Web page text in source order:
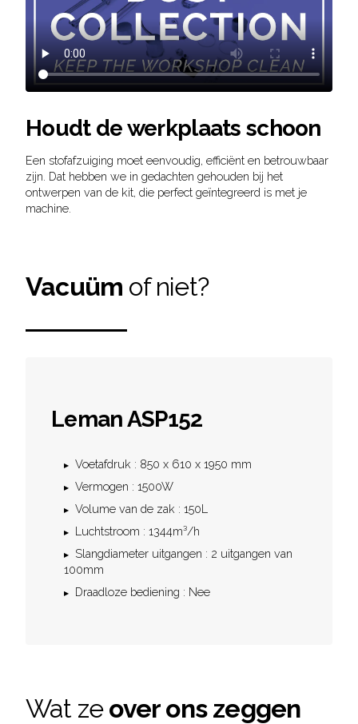
Houdt de werkplaats schoon
Een stofafzuiging moet eenvoudig, efficiënt en betrouwbaar
zijn. Dat hebben we in gedachten gehouden bij het
ontwerpen van de kit, die perfect geïntegreerd is met je
machine.
Vacuüm of niet?
Leman ASP152
Voetafdruk : 850 x 610 x 1950 mm
Vermogen : 1500W
Volume van de zak : 150L
Luchtstroom : 1344m³/h
Slangdiameter uitgangen : 2 uitgangen van
100mm
Draadloze bediening : Nee
Wat zeover ons zeggen